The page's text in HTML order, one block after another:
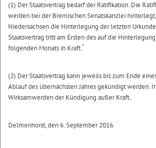
(1) Der Staatsvertrag bedarf der Ratifikation. Die
werden bei der Bremischen Senatskanzlei
Niedersachsen die Hinterlegung der letzten
Staatsvertrag tritt am Ersten des auf die
folgenden Monats in Kraft.*
(2) Der Staatsvertrag kann jeweils bis zum Ende
Ablauf des übernächsten Jahres gekündigt werden.
Wirksamwerden der Kündigung außer Kraft.
Delmenhorst, den 6. September 2016